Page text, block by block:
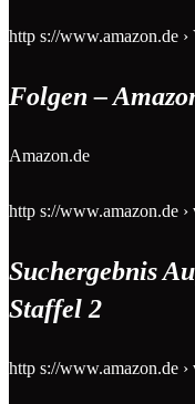
http s://www.amazon.de
Folgen –
Amazon.de
http s://www.amazon.de
Suchergebnis
Staffel 2
http s://www.amazon.de